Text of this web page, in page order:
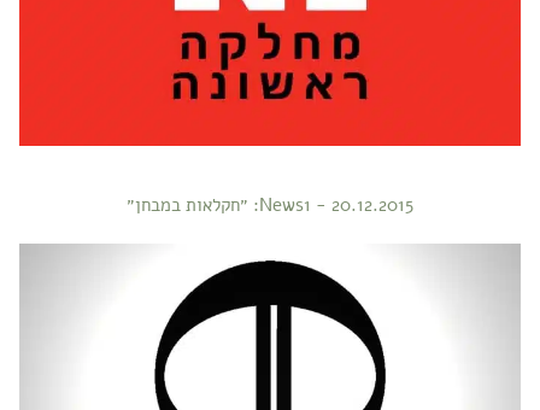
20.12.2015 - News1: ״חקלאות במבחן״